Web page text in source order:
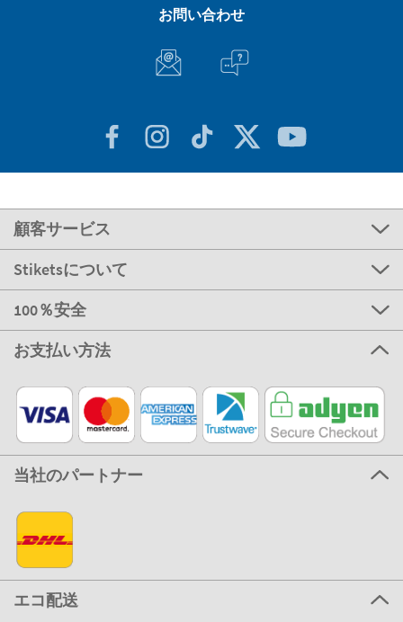
お問い合わせ
顧客サービス
Stiketsについて
100％安全
お支払い方法
当社のパートナー
エコ配送